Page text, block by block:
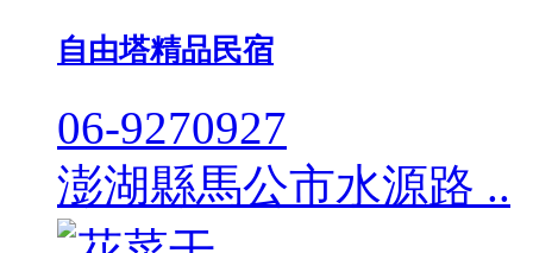
自由塔精品民宿
06-9270927
澎湖縣馬公市水源路 ..